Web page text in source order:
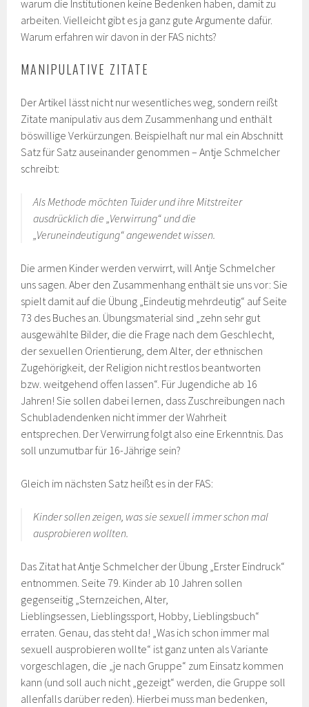
warum die Institutionen keine Bedenken haben, damit zu
arbeiten. Vielleicht gibt es ja ganz gute Argumente dafür.
Warum erfahren wir davon in der FAS nichts?
MANIPULATIVE ZITATE
Der Artikel lässt nicht nur wesentliches weg, sondern reißt
Zitate manipulativ aus dem Zusammenhang und enthält
böswillige Verkürzungen. Beispielhaft nur mal ein Abschnitt
Satz für Satz auseinander genommen – Antje Schmelcher
schreibt:
Als Methode möchten Tuider und ihre Mitstreiter
ausdrücklich die „Verwirrung“ und die
„Veruneindeutigung“ angewendet wissen.
Die armen Kinder werden verwirrt, will Antje Schmelcher
uns sagen. Aber den Zusammenhang enthält sie uns vor: Sie
spielt damit auf die Übung „Eindeutig mehrdeutig“ auf Seite
73 des Buches an. Übungsmaterial sind „zehn sehr gut
ausgewählte Bilder, die die Frage nach dem Geschlecht,
der sexuellen Orientierung, dem Alter, der ethnischen
Zugehörigkeit, der Religion nicht restlos beantworten
bzw. weitgehend offen lassen“. Für Jugendiche ab 16
Jahren! Sie sollen dabei lernen, dass Zuschreibungen nach
Schubladendenken nicht immer der Wahrheit
entsprechen. Der Verwirrung folgt also eine Erkenntnis. Das
soll unzumutbar für 16-Jährige sein?
Gleich im nächsten Satz heißt es in der FAS:
Kinder sollen zeigen, was sie sexuell immer schon mal
ausprobieren wollten.
Das Zitat hat Antje Schmelcher der Übung „Erster Eindruck“
entnommen. Seite 79. Kinder ab 10 Jahren sollen
gegenseitig „Sternzeichen, Alter,
Lieblingsessen, Lieblingssport, Hobby, Lieblingsbuch“
erraten. Genau, das steht da! „Was ich schon immer mal
sexuell ausprobieren wollte“ ist ganz unten als Variante
vorgeschlagen, die „je nach Gruppe“ zum Einsatz kommen
kann (und soll auch nicht „gezeigt“ werden, die Gruppe soll
allenfalls darüber reden). Hierbei muss man bedenken,